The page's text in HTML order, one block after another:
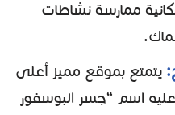
ممارسة نشاطات
يتمتع بموقع مميز أعلى
اسم “جسر البوسفور